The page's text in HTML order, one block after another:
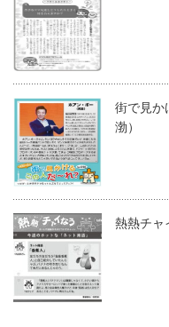
街で見か
渤）
熱熱チャ